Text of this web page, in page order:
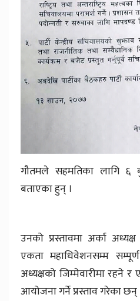
गौतमले सहमतिका लागि ६
बताएका हुन् ।
उनको प्रस्तावमा अर्का
एकता महाधिवेशनसम्म
अध्यक्षको जिम्मेवारीमा रहने
आयोजना गर्ने प्रस्ताव गरेका छन्